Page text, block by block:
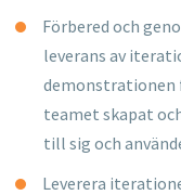
Förbered och
leverans av
demonstrationen
teamet skapat
till sig och
Leverera